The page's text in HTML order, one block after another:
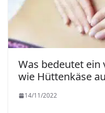
Was bedeutet ein
wie Hüttenkäse
14/11/2022